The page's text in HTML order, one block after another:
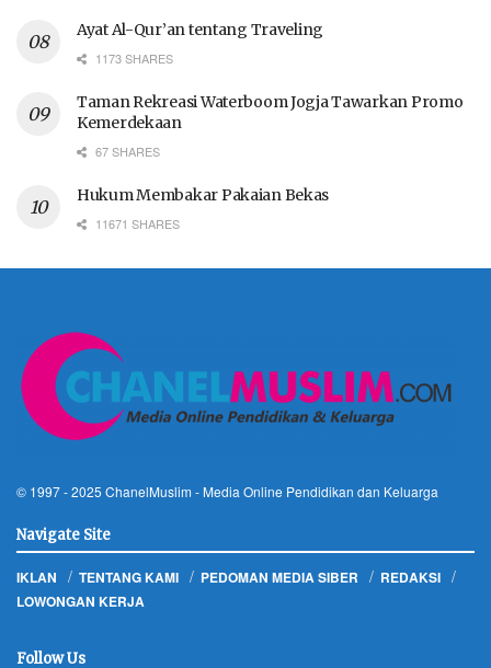
Ayat Al-Qur’an tentang Traveling
1173 SHARES
Taman Rekreasi Waterboom Jogja Tawarkan Promo
Kemerdekaan
67 SHARES
Hukum Membakar Pakaian Bekas
11671 SHARES
© 1997 - 2025 ChanelMuslim - Media Online Pendidikan dan Keluarga
Navigate Site
IKLAN TENTANG KAMI PEDOMAN MEDIA SIBER
REDAKSI
LOWONGAN KERJA
Follow Us